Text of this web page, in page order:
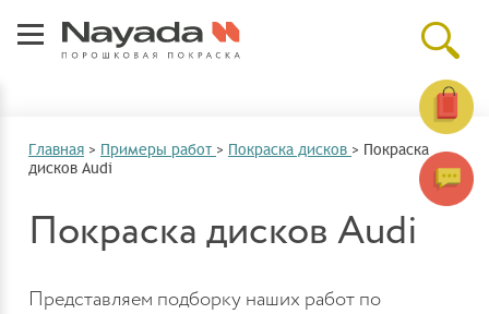
Главная > Примеры работ > Покраска дисков > Покраска
дисков Audi
Покраска дисков Audi
Представляем подборку наших работ по